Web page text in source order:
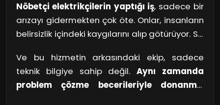
için yola çıkan adeta birer süper kahraman.
Evlerimizde, iş yerlerimizde ya da sokaklarda,
elektrikle ilgili birproblem yaşandığında, hızla
yetişiyorlar. Çünkü biliyorlar ki, Sanayi bölgesi
geceleri bir anlık karanlık bile, hayatın akışını
bozabilir.
Nöbetçi elektrikçilerin yaptığı iş, sadece bir
arızayı gidermekten çok öte. Onlar, insanların
belirsizlik içindeki kaygılarını alıp götürüyor. Siz
ne kadar zor durumda kalabilirsiniz? İşte tam
da bu sırada, elektrikçiler devreye girerek sizi
güvenli bir limana götürüyor. Kimi zaman bir
Ve bu hizmetin arkasındaki ekip, sadece
teknik bilgiye sahip değil. Aynı zamanda
problem çözme becerileriyle donanmış